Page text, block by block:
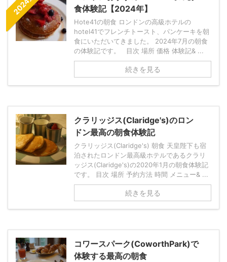
食体験記【2024年】
Hote41の朝食 ロンドンの高級ホテルの
hotel41でフレンチトースト、パンケーキを朝
食にいただいてきました。 2024年7月の朝食
の体験記です。 目次 場所 価格 体験記& ...
続きを見る
クラリッジス(Claridge's)のロン
ドン最高の朝食体験記
クラリッジス(Claridge's) 朝食 天皇陛下も宿
泊されたロンドン最高級ホテルであるクラリ
ッジス(Claridge's)の2020年1月の朝食体験記
です。 目次 場所 予約方法 時間 メニュー& ...
続きを見る
コワースパーク(CoworthPark)で
体験する最高の朝食